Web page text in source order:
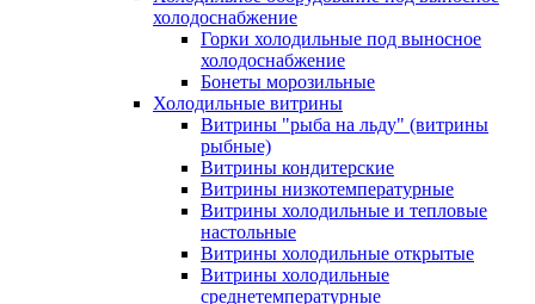
холодоснабжение
Горки холодильные под выносное
холодоснабжение
Бонеты морозильные
Холодильные витрины
Витрины "рыба на льду" (витрины
рыбные)
Витрины кондитерские
Витрины низкотемпературные
Витрины холодильные и тепловые
настольные
Витрины холодильные открытые
Витрины холодильные
среднетемпературные